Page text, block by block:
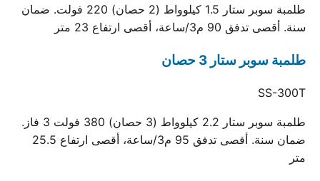
طلمبة سوبر ستار 1.5 كيلوواط (2 حصان) 220 فولت. ضمان
سنة. أقصى تدفق 90 م3/ساعة، أقصى ارتفاع 23 متر
طلمبة سوبر ستار 3 حصان
SS-300T
طلمبة سوبر ستار 2.2 كيلوواط (3 حصان) 380 فولت 3 فاز.
ضمان سنة. أقصى تدفق 95 م3/ساعة، أقصى ارتفاع 25.5
متر